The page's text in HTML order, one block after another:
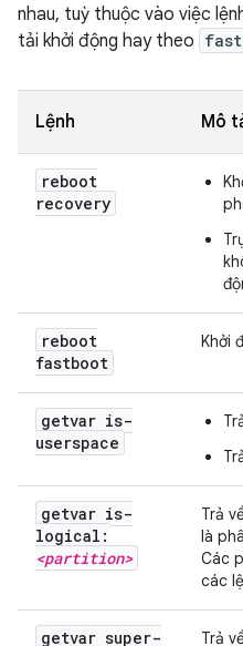
nhau, tuỳ thuộc vào việc
tải khởi động hay theo
Lệnh Mô
reboot
recovery
reboot
fastboot
Khởi
getvar is-
userspace
getvar is-
logical:
<partition>
Trả
là
Các
các
getvar super- Trả